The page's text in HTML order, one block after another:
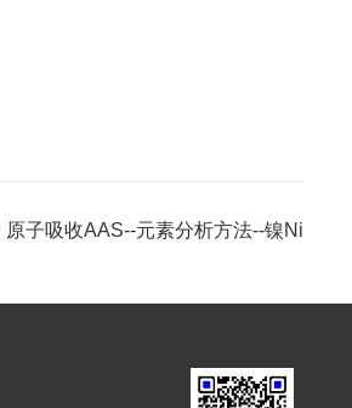
原子吸收AAS--元素分析方法--镍Ni